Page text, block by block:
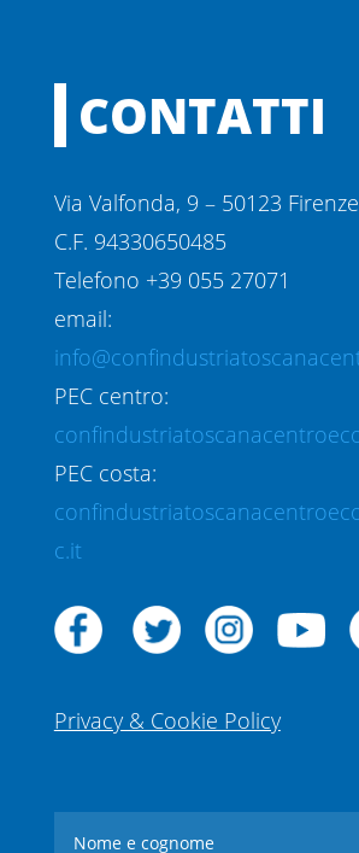
CONTATTI
Via Valfonda, 9 – 50123
C.F. 94330650485
Telefono +39 055 27071
email:
PEC centro:
PEC costa:
c.it
Privacy & Cookie Policy